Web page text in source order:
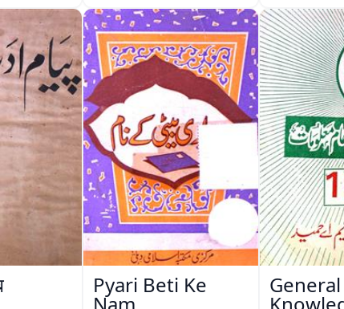
Pyari Beti Ke General